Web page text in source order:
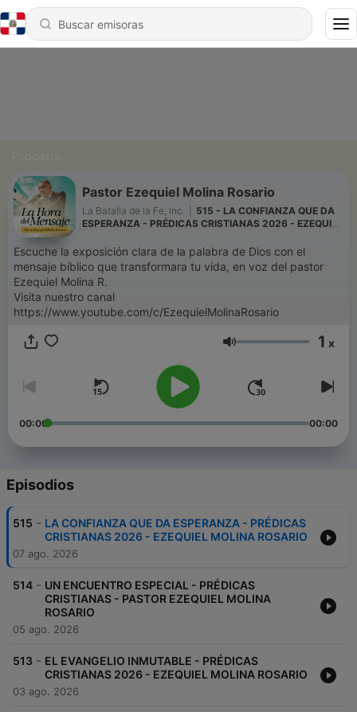
Pastor Ezequiel Molina Rosario
La Batalla de la Fe, Inc.
515 - LA CONFIANZA QUE DA
ESPERANZA - PRÉDICAS CRISTIANAS 2026 - EZEQUIEL
Escuche la exposición clara de la palabra de Dios con el
mensaje bíblico que transformara tu vida, en voz del pastor
Ezequiel Molina R.
Visita nuestro canal
https://www.youtube.com/c/EzequielMolinaRosario
Volumen 1 x
00:00 00:00
Episodios
515 - LA CONFIANZA QUE DA ESPERANZA - PRÉDICAS
CRISTIANAS 2026 - EZEQUIEL MOLINA ROSARIO
07 ago. 2026
514 - UN ENCUENTRO ESPECIAL - PRÉDICAS
CRISTIANAS - PASTOR EZEQUIEL MOLINA
ROSARIO
05 ago. 2026
513 - EL EVANGELIO INMUTABLE - PRÉDICAS
CRISTIANAS 2026 - EZEQUIEL MOLINA ROSARIO
03 ago. 2026